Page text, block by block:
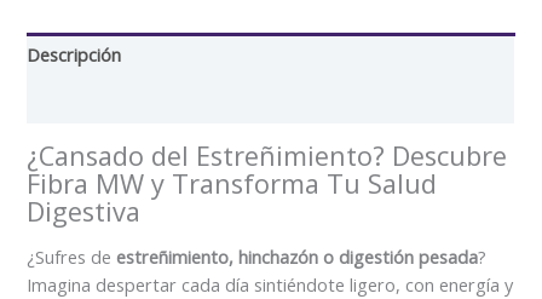
Descripción
¿Cansado del Estreñimiento? Descubre
Fibra MW y Transforma Tu Salud
Digestiva
¿Sufres de estreñimiento, hinchazón o digestión pesada?
Imagina despertar cada día sintiéndote ligero, con energía y